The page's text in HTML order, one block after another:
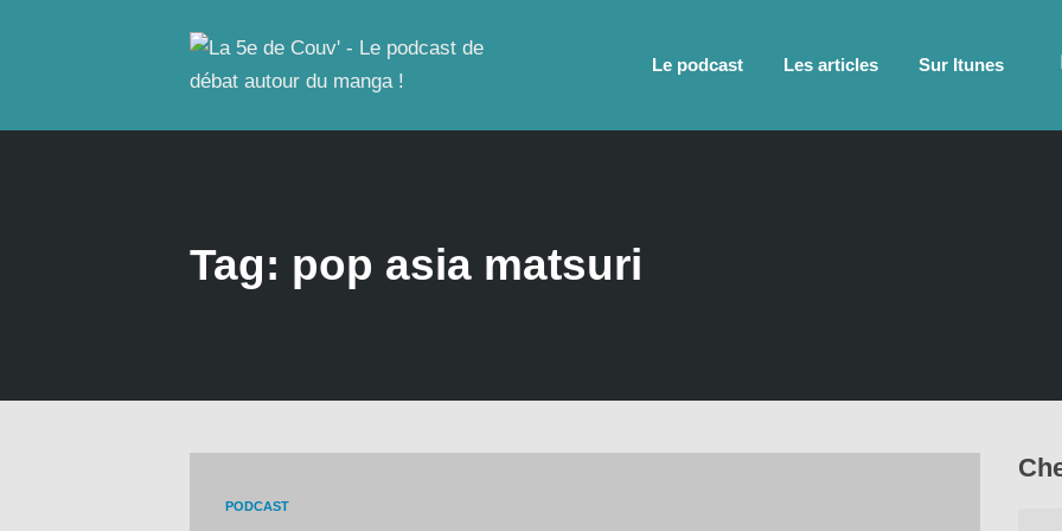
Le podcast Les articles Sur Itunes
Tag: pop asia matsuri
PODCAST